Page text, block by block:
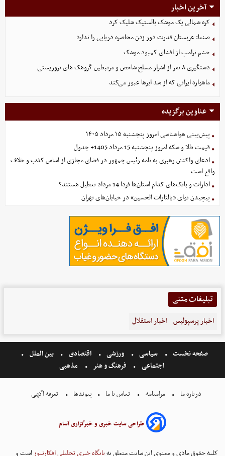
آخرین اخبار
کره شمالی یک موشک بالستیک شلیک کرد
صنعا: عربستان قدرت دور زدن محاصره دریایی را ندارد
خشم ترامپ از افشای کمبود موشک
دستگیری ۸ نفر از اشرار مسلح شاخص و مرتبطین گروهک های تروریستی
ماهواره ایرانی که از سد ابرها عبور می‌کند
عناوین برگزیده
پیش‌بینی هواشناسی امروز پنجشنبه ۱۵ مرداد ۱۴۰۵
قیمت طلا و سکه امروز پنجشنبه 15 مرداد 1405+ جدول
ادعای واکنش رهبری به نامه رئیس جمهور در فضای مجازی از اساس کذب و خلاف
واقع است
ادارات و بانک‌های کدام استان‌ها فردا 14 مرداد تعطیل هستند؟
پیچیدن نوای «یالثارات الحسین» در خیابان‌های تهران
تبلیغات متنی
اخبار پرسپولیس اخبار استقلال
صفحه نخست سیاسی ورزشی اقتصادی
بین الملل
اجتماعی
فرهنگ و هنر مذهبی
درباره ما مرامنامه تماس با ما پیوندها تعرفه اگهی
طراحی سایت خبری و خبرگزاری آسام
کلیه حقوق مادی و معنوی این سایت متعلق بهپایگاه خبری تحلیلی افکارنیوز است و